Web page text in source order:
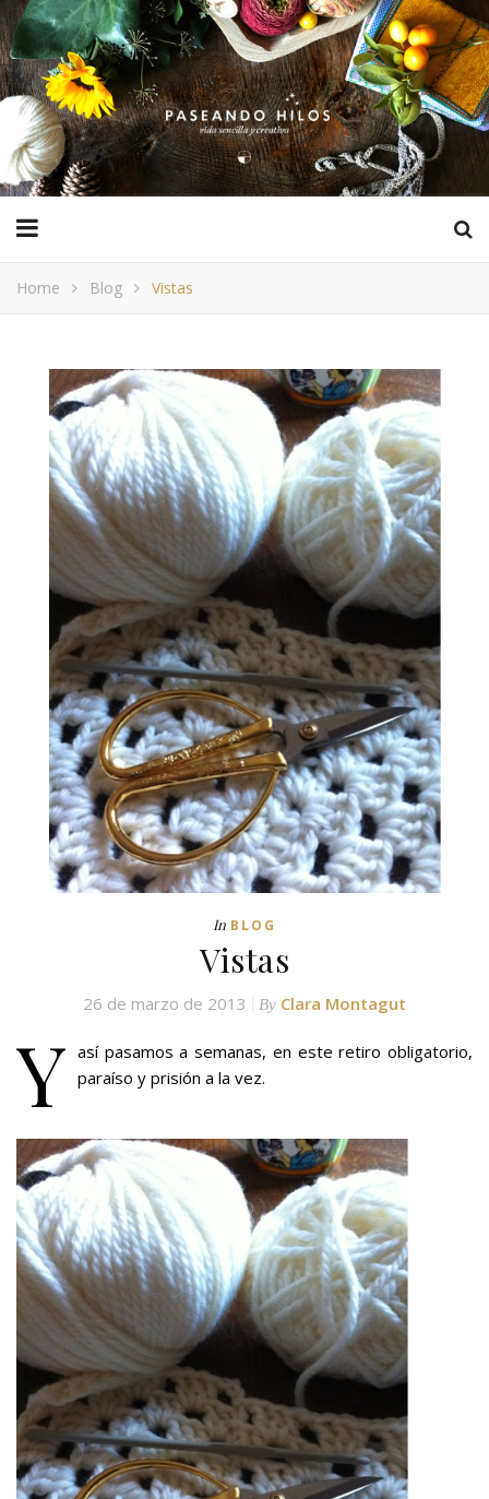
Home Blog Vistas
In BLOG
Vistas
26 de marzo de 2013 By Clara Montagut
Y así pasamos a semanas, en este retiro obligatorio,
paraíso y prisión a la vez.